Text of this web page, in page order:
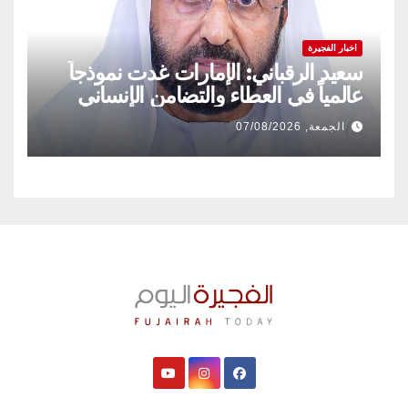
اخبار الفجيرة
سعيد الرقباني: الإمارات غدت نموذجاً
عالمياً في العطاء والتضامن الإنساني
الجمعة, 07/08/2026